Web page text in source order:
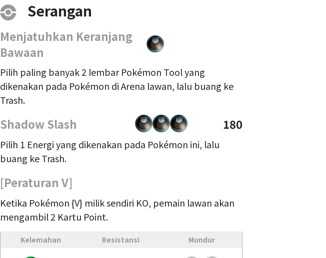
Serangan
Menjatuhkan Keranjang
Bawaan
Pilih paling banyak 2 lembar Pokémon Tool yang
dikenakan pada Pokémon di Arena lawan, lalu buang ke
Trash.
Shadow Slash 180
Pilih 1 Energi yang dikenakan pada Pokémon ini, lalu
buang ke Trash.
[Peraturan V]
Ketika Pokémon {V} milik sendiri KO, pemain lawan akan
mengambil 2 Kartu Point.
Kelemahan Resistansi Mundur